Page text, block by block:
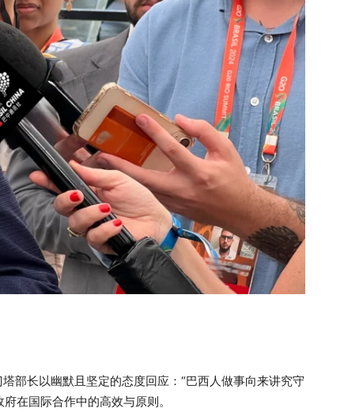
部长以幽默且坚定的态度回应：“巴西人做事向来讲究守
在国际合作中的高效与原则。